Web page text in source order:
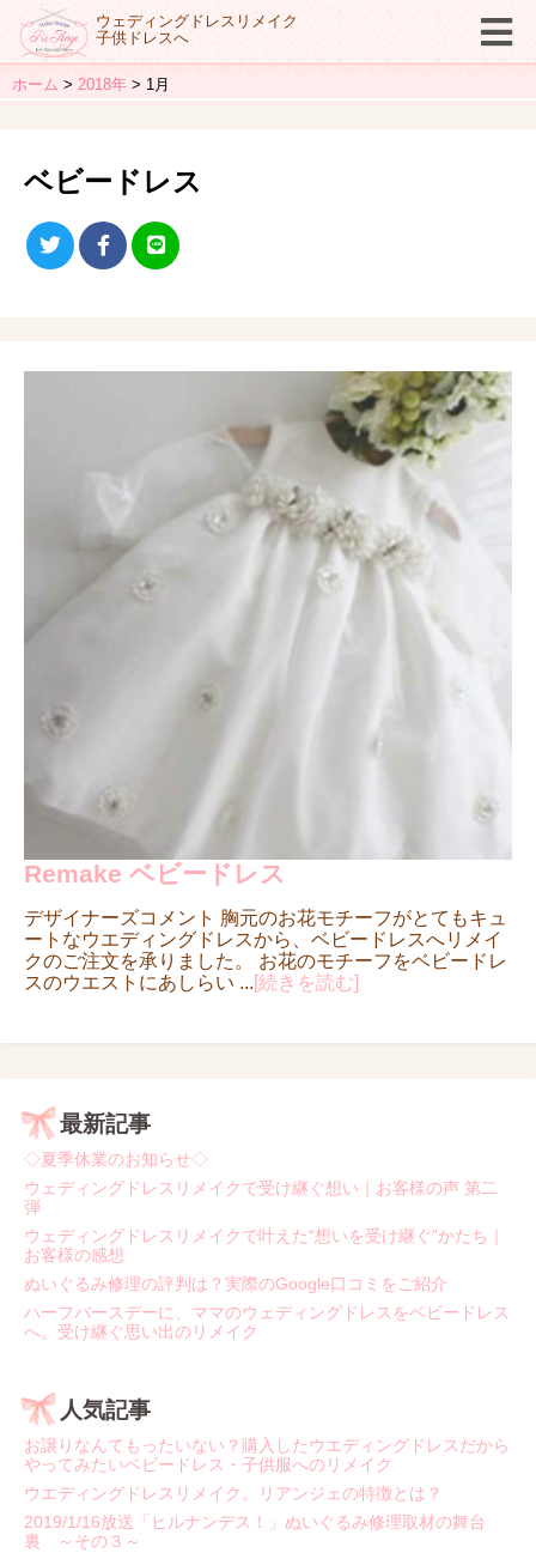
ウェディングドレスリメイク
子供ドレスへ
ホーム 2018年 1月
ベビードレス
Remake ベビードレス
デザイナーズコメント 胸元のお花モチーフがとてもキュ
ートなウエディングドレスから、ベビードレスへリメイ
クのご注文を承りました。 お花のモチーフをベビードレ
スのウエストにあしらい ...[続きを読む]
最新記事
◇夏季休業のお知らせ◇
ウェディングドレスリメイクで受け継ぐ想い｜お客様の声 第二
弾
ウェディングドレスリメイクで叶えた“想いを受け継ぐ”かたち｜
お客様の感想
ぬいぐるみ修理の評判は？実際のGoogle口コミをご紹介
ハーフバースデーに、ママのウェディングドレスをベビードレス
へ。受け継ぐ思い出のリメイク
人気記事
お譲りなんてもったいない？購入したウエディングドレスだから
やってみたいベビードレス・子供服へのリメイク
ウエディングドレスリメイク。リアンジェの特徴とは？
2019/1/16放送「ヒルナンデス！」ぬいぐるみ修理取材の舞台
裏 ～その３～